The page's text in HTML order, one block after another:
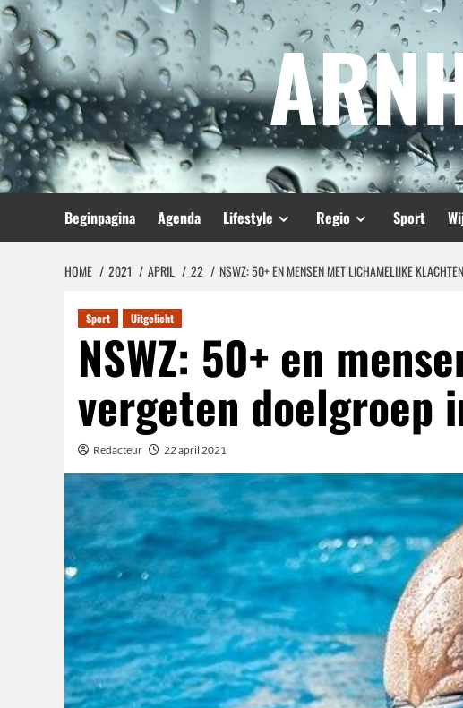
Spring
naar
inhoud
Beginpagina Agenda Lifestyle Regio Sport
HOME 2021 APRIL 22 NSWZ: 50+ EN MENSEN MET LICHAMELIJKE
Sport Uitgelicht
NSWZ: 50+ en
vergeten doelgroep
Redacteur 22 april 2021